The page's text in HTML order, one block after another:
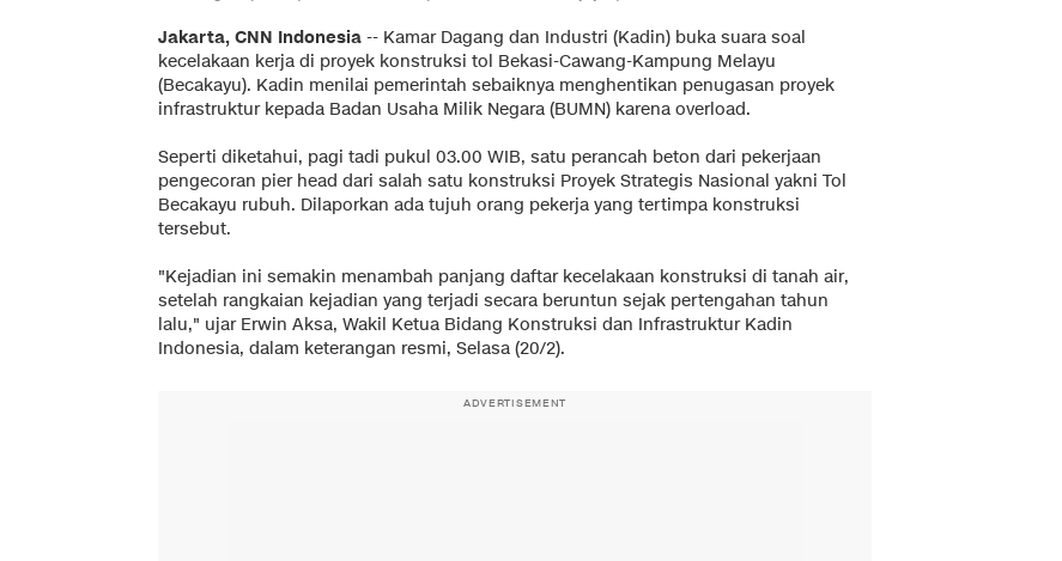
Jakarta, CNN Indonesia -- Kamar Dagang dan Industri (Kadin) buka suara soal
kecelakaan kerja di proyek konstruksi tol Bekasi-Cawang-Kampung Melayu
(Becakayu). Kadin menilai pemerintah sebaiknya menghentikan penugasan proyek
infrastruktur kepada Badan Usaha Milik Negara (BUMN) karena overload.
Seperti diketahui, pagi tadi pukul 03.00 WIB, satu perancah beton dari pekerjaan
pengecoran pier head dari salah satu konstruksi Proyek Strategis Nasional yakni Tol
Becakayu rubuh. Dilaporkan ada tujuh orang pekerja yang tertimpa konstruksi
tersebut.
"Kejadian ini semakin menambah panjang daftar kecelakaan konstruksi di tanah air,
setelah rangkaian kejadian yang terjadi secara beruntun sejak pertengahan tahun
lalu," ujar Erwin Aksa, Wakil Ketua Bidang Konstruksi dan Infrastruktur Kadin
Indonesia, dalam keterangan resmi, Selasa (20/2).
ADVERTISEMENT